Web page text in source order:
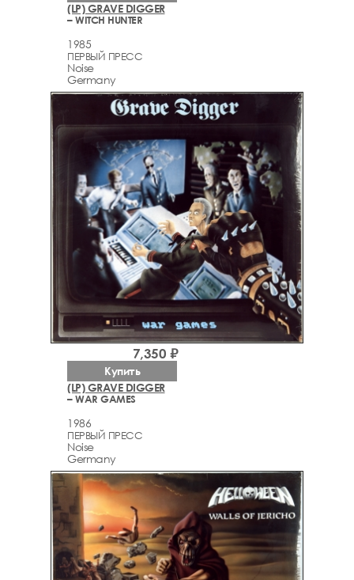
(LP) GRAVE DIGGER
– WITCH HUNTER
1985
ПЕРВЫЙ ПРЕСС
Noise
Germany
(LP) GRAVE DIGGER
– WAR GAMES
1986
ПЕРВЫЙ ПРЕСС
Noise
Germany
7,350 ₽
Купить